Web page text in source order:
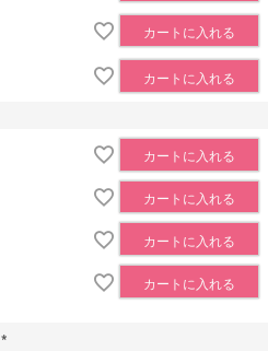
カートに入れる
カートに入れる
カートに入れる
カートに入れる
カートに入れる
カートに入れる